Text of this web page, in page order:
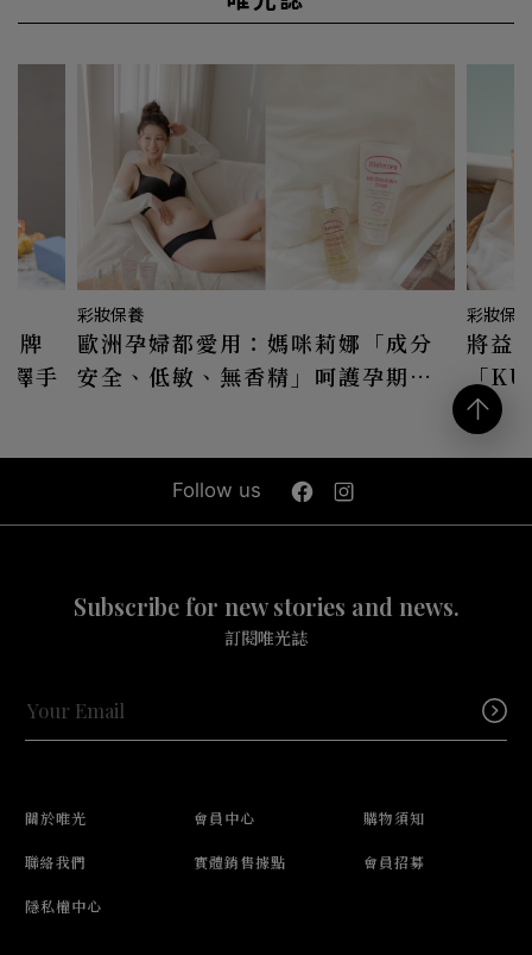
牌
釋手
彩妝保養
歐洲孕婦都愛用：媽咪莉娜「成分
安全、低敏、無香精」呵護孕期到
彩妝保養
將益
「
易敏
Follow us
Subscribe for new stories and news.
訂閱唯光誌
關於唯光 會員中心 購物須知
聯絡我們 實體銷售據點 會員招募
隱私權中心